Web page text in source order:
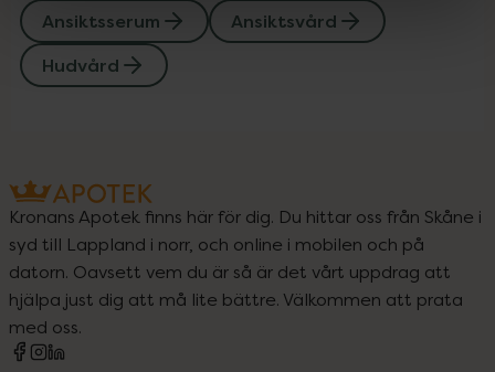
Ansiktsserum
Ansiktsvård
Hudvård
Kronans Apotek finns här för dig. Du hittar oss från Skåne i
syd till Lappland i norr, och online i mobilen och på
datorn. Oavsett vem du är så är det vårt uppdrag att
hjälpa just dig att må lite bättre. Välkommen att prata
med oss.